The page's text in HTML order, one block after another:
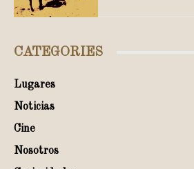
CATEGORIES
Lugares
Noticias
Cine
Nosotros